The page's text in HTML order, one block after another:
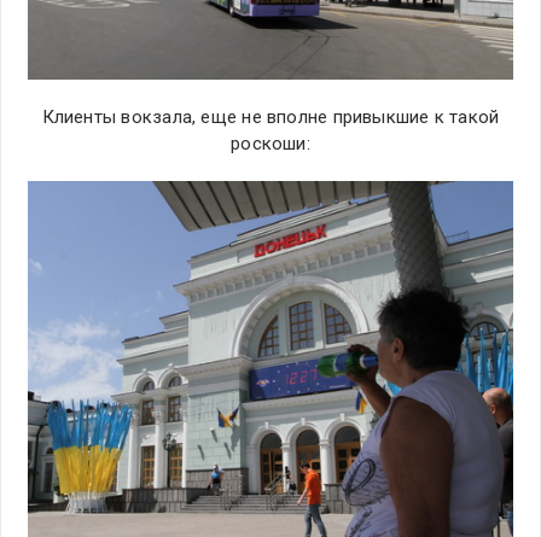
Клиенты вокзала, еще не вполне привыкшие к такой
роскоши: